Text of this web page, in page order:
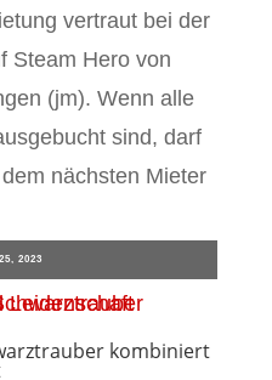
vertraut bei der
Steam Hero von
(jm). Wenn alle
sind, darf
nächsten Mieter
2023
kombiniert